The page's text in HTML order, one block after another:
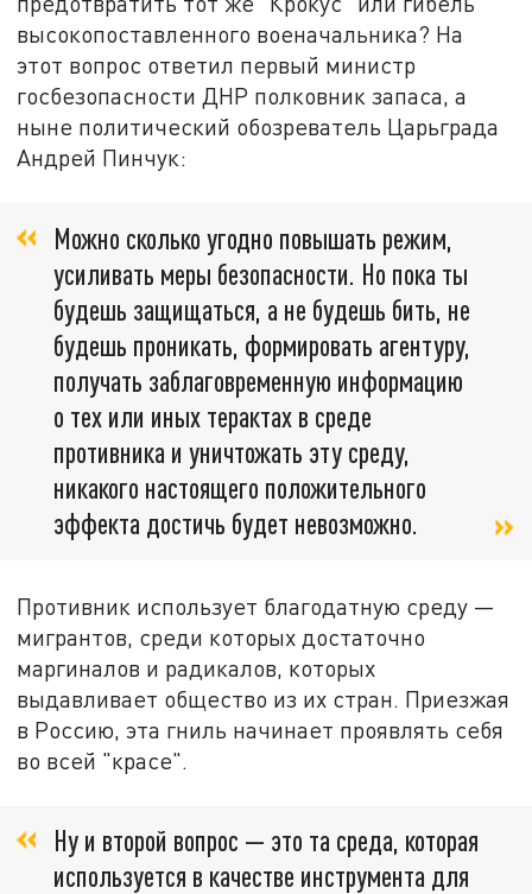
высокопоставленного военачальника? На
этот вопрос ответил первый министр
госбезопасности ДНР полковник запаса, а
ныне политический обозреватель Царьграда
Андрей Пинчук:
Можно сколько угодно повышать режим,
усиливать меры безопасности. Но пока ты
будешь защищаться, а не будешь бить, не
будешь проникать, формировать агентуру,
получать заблаговременную информацию
о тех или иных терактах в среде
противника и уничтожать эту среду,
никакого настоящего положительного
эффекта достичь будет невозможно.
Противник использует благодатную среду —
мигрантов, среди которых достаточно
маргиналов и радикалов, которых
выдавливает общество из их стран. Приезжая
в Россию, эта гниль начинает проявлять себя
во всей "красе".
Ну и второй вопрос — это та среда, которая
используется в качестве инструмента для